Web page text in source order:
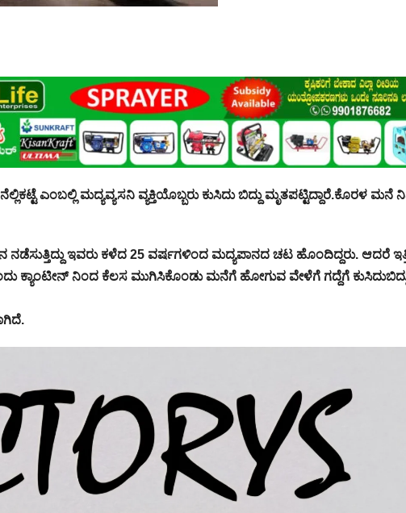
ಎಂಬಲ್ಲಿ ಮದ್ಯವ್ಯಸನಿ ವ್ಯಕ್ತಿಯೊಬ್ಬರು ಕುಸಿದು ಬಿದ್ದು ಮೃತಪಟ್ಟಿದ್ದಾರೆ.ಕೊರಳ ಮನೆ
ಇವರು ಕಳೆದ 25 ವರ್ಷಗಳಿಂದ ಮದ್ಯಪಾನದ ಚಟ ಹೊಂದಿದ್ದರು. ಆದರೆ
ಕ್ಯಾಂಟೀನ್‌ ನಿಂದ ಕೆಲಸ ಮುಗಿಸಿಕೊಂಡು ಮನೆಗೆ ಹೋಗುವ ವೇಳೆಗೆ ಗದ್ದೆಗೆ